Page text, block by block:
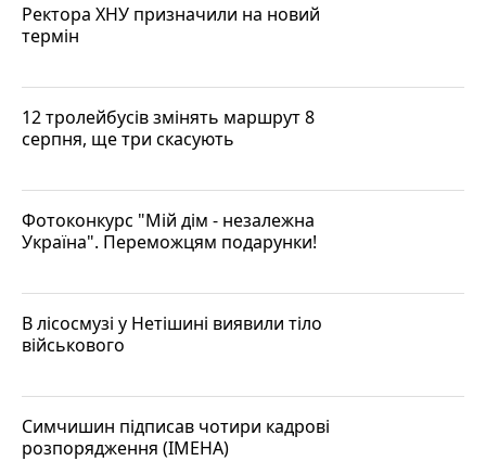
Ректора ХНУ призначили на новий
термін
12 тролейбусів змінять маршрут 8
серпня, ще три скасують
Фотоконкурс "Мій дім - незалежна
Україна". Переможцям подарунки!
В лісосмузі у Нетішині виявили тіло
військового
Симчишин підписав чотири кадрові
розпорядження (ІМЕНА)